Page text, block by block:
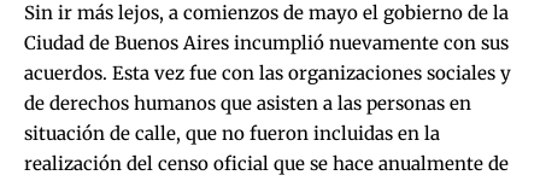
Sin ir más lejos, a comienzos de mayo el gobierno de la
Ciudad de Buenos Aires incumplió nuevamente con sus
acuerdos. Esta vez fue con las organizaciones sociales y
de derechos humanos que asisten a las personas en
situación de calle, que no fueron incluidas en la
realización del censo oficial que se hace anualmente de